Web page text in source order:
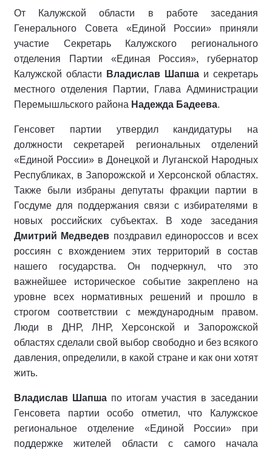
От Калужской области в работе заседания
Генерального Совета «Единой России» приняли
участие Секретарь Калужского регионального
отделения Партии «Единая Россия», губернатор
Калужской области
Владислав Шапша и секретарь
местного отделения Партии, Глава Администрации
Перемышльского района Надежда Бадеева.
Генсовет партии утвердил кандидатуры на
должности секретарей региональных отделений
«Единой России» в Донецкой и Луганской Народных
Республиках, в Запорожской и Херсонской областях.
Также были избраны депутаты фракции партии в
Госдуме для поддержания связи с избирателями в
новых российских субъектах. В ходе заседания
Дмитрий Медведев поздравил единороссов и всех
россиян с вхождением этих территорий в состав
нашего государства. Он подчеркнул, что это
важнейшее историческое событие закреплено на
уровне всех нормативных решений и прошло в
строгом соответствии с международным правом.
Люди в ДНР, ЛНР, Херсонской и Запорожской
областях сделали свой выбор свободно и без всякого
давления, определили, в какой стране и как они хотят
жить.
Владислав Шапша по итогам участия в заседании
Генсовета партии особо отметил, что Калужское
региональное отделение «Единой России» при
поддержке жителей области с самого начала